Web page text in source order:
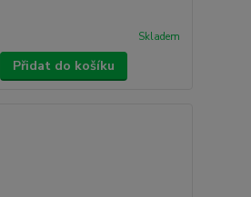
Skladem
Přidat do košíku